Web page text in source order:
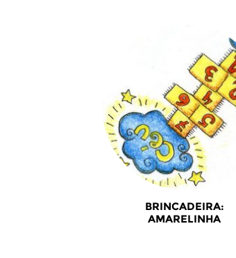
BRINCADEIRA:
AMARELINHA